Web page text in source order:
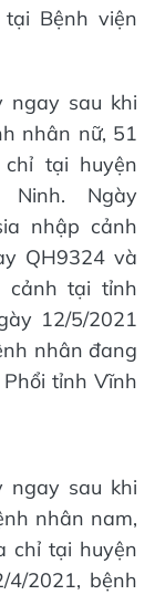
Bệnh viện
ngay sau khi
nhân nữ, 51
tại huyện
Ngày
nhập cảnh
QH9324 và
cảnh tại tỉnh
12/5/2021
nhân đang
tỉnh Vĩnh
ngay sau khi
nhân nam,
chỉ tại huyện
4/2021, bệnh